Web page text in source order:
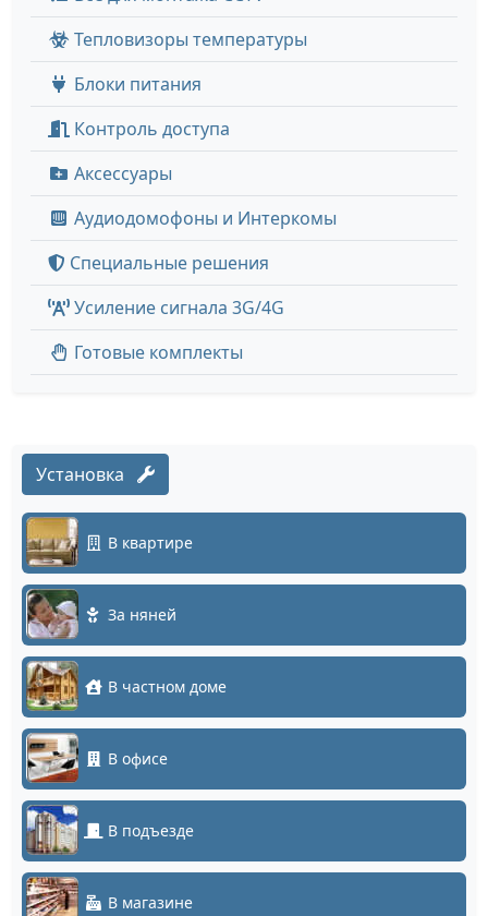
Тепловизоры температуры
Блоки питания
Контроль доступа
Аксессуары
Аудиодомофоны и Интеркомы
Специальные решения
Усиление сигнала 3G/4G
Готовые комплекты
Установка
В квартире
За няней
В частном доме
В офисе
В подъезде
В магазине